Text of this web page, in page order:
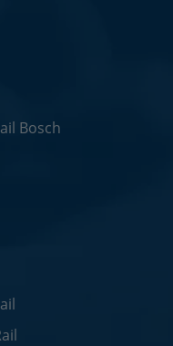
Bosch